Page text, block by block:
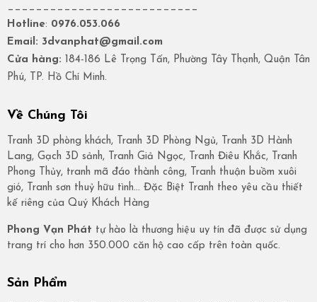
___________________________
Hotline: 0976.053.066
Email: 3dvanphat@gmail.com
Cửa hàng: 184-186 Lê Trọng Tấn, Phường Tây Thạnh, Quận Tân
Phú, TP. Hồ Chí Minh.
Về Chúng Tôi
Tranh 3D phòng khách, Tranh 3D Phòng Ngủ, Tranh 3D Hành
Lang, Gạch 3D sảnh, Tranh Giả Ngọc, Tranh Điêu Khắc, Tranh
Phong Thủy, tranh mã đáo thành công, Tranh thuận buồm xuôi
gió, Tranh sơn thuỷ hữu tình… Đặc Biệt Tranh theo yêu cầu thiết
kế riêng của Quý Khách Hàng
Phong Vạn Phát tự hào là thương hiệu uy tín đã được sử dụng
trang trí cho hơn 350.000 căn hộ cao cấp trên toàn quốc.
Sản Phẩm